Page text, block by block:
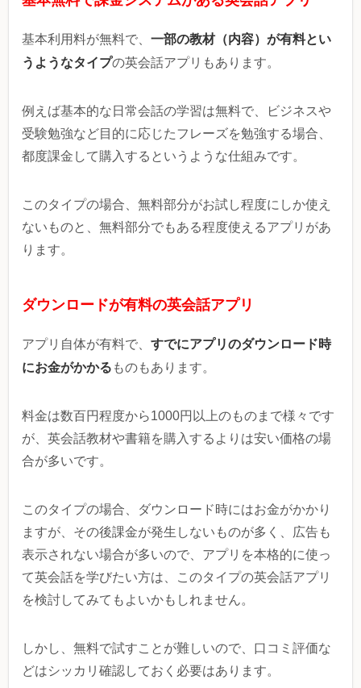
基本利用料が無料で、 一部の教材（内容）が有料とい
うようなタイプの英会話アプリもあります。
例えば基本的な日常会話の学習は無料で、ビジネスや
受験勉強など目的に応じたフレーズを勉強する場合、
都度課金して購入するというような仕組みです。
このタイプの場合、無料部分がお試し程度にしか使え
ないものと、無料部分でもある程度使えるアプリがあ
ります。
ダウンロードが有料の英会話アプリ
アプリ自体が有料で、 すでにアプリのダウンロード時
にお金がかかる ものもあります。
料金は数百円程度から1000円以上のものまで様々です
が、英会話教材や書籍を購入するよりは安い価格の場
合が多いです。
このタイプの場合、ダウンロード時にはお金がかかり
ますが、その後課金が発生しないものが多く、広告も
表示されない場合が多いので、アプリを本格的に使っ
て英会話を学びたい方は、このタイプの英会話アプリ
を検討してみてもよいかもしれません。
しかし、無料で試すことが難しいので、口コミ評価な
どはシッカリ確認しておく必要はあります。